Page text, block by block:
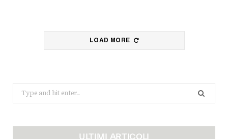
LOAD MORE
Search
for:
ULTIMI ARTICOLI